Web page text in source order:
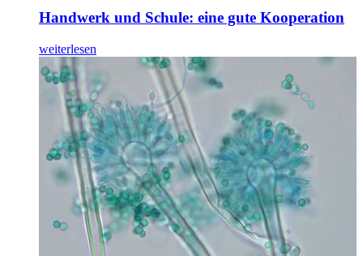
Handwerk und Schule: eine gute Kooperation
weiterlesen